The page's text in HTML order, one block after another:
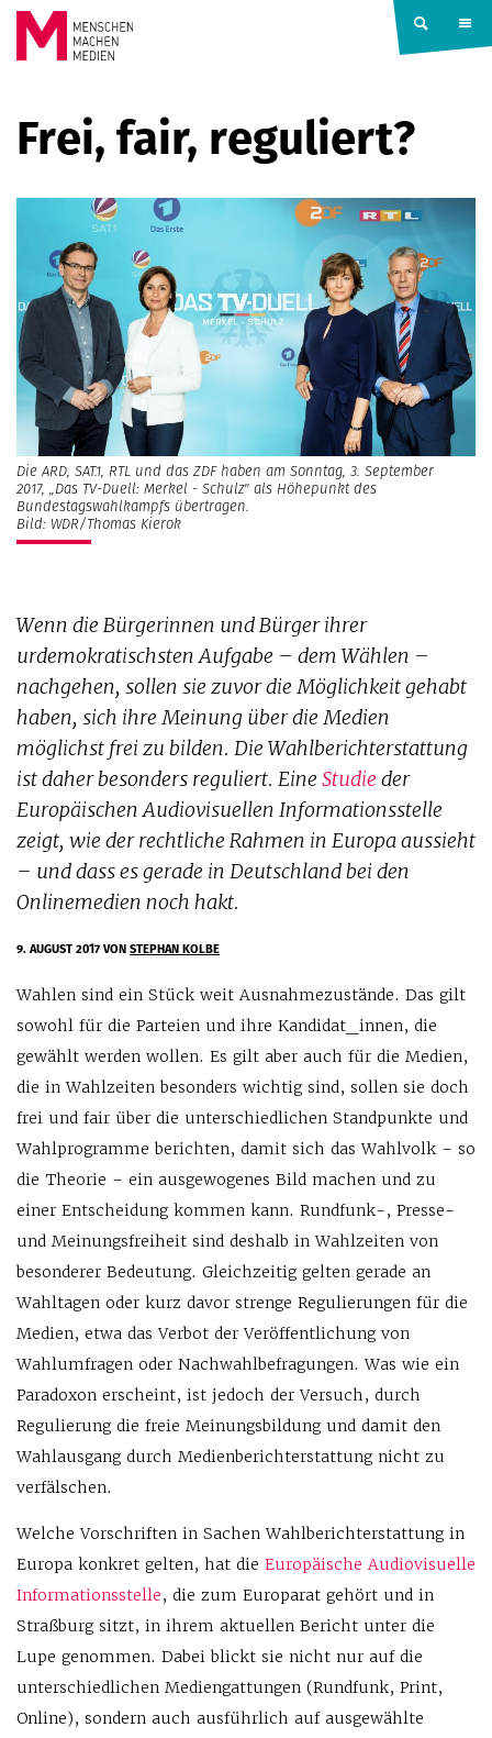
Springe zum Inhalt
MACHEN
MEDIEN
Frei, fair, reguliert?
Die ARD, SAT.1, RTL und das ZDF haben am Sonntag, 3. September
2017, „Das TV-Duell: Merkel - Schulz" als Höhepunkt des
Bundestagswahlkampfs übertragen.
Bild: WDR/Thomas Kierok
Wenn die Bürgerinnen und Bürger ihrer
urdemokratischsten Aufgabe – dem Wählen –
nachgehen, sollen sie zuvor die Möglichkeit gehabt
haben, sich ihre Meinung über die Medien
möglichst frei zu bilden. Die Wahlberichterstattung
ist daher besonders reguliert. Eine Studie der
Europäischen Audiovisuellen Informationsstelle
zeigt, wie der rechtliche Rahmen in Europa aussieht
– und dass es gerade in Deutschland bei den
Onlinemedien noch hakt.
9. AUGUST 2017VONSTEPHAN KOLBE
Wahlen sind ein Stück weit Ausnahmezustände. Das gilt
sowohl für die Parteien und ihre Kandidat_innen, die
gewählt werden wollen. Es gilt aber auch für die Medien,
die in Wahlzeiten besonders wichtig sind, sollen sie doch
frei und fair über die unterschiedlichen Standpunkte und
Wahlprogramme berichten, damit sich das Wahlvolk – so
die Theorie – ein ausgewogenes Bild machen und zu
einer Entscheidung kommen kann. Rundfunk-, Presse-
und Meinungsfreiheit sind deshalb in Wahlzeiten von
besonderer Bedeutung. Gleichzeitig gelten gerade an
Wahltagen oder kurz davor strenge Regulierungen für die
Medien, etwa das Verbot der Veröffentlichung von
Wahlumfragen oder Nachwahlbefragungen. Was wie ein
Paradoxon erscheint, ist jedoch der Versuch, durch
Regulierung die freie Meinungsbildung und damit den
Wahlausgang durch Medienberichterstattung nicht zu
verfälschen.
Welche Vorschriften in Sachen Wahlberichterstattung in
Europa konkret gelten, hat die Europäische Audiovisuelle
Informationsstelle, die zum Europarat gehört und in
Straßburg sitzt, in ihrem aktuellen Bericht unter die
Lupe genommen. Dabei blickt sie nicht nur auf die
unterschiedlichen Mediengattungen (Rundfunk, Print,
Online), sondern auch ausführlich auf ausgewählte